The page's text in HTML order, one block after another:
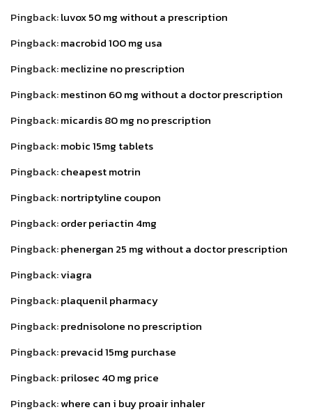
Pingback:luvox 50 mg without a prescription
Pingback:macrobid 100 mg usa
Pingback:meclizine no prescription
Pingback:mestinon 60 mg without a doctor prescription
Pingback:micardis 80 mg no prescription
Pingback:mobic 15mg tablets
Pingback:cheapest motrin
Pingback:nortriptyline coupon
Pingback:order periactin 4mg
Pingback:phenergan 25 mg without a doctor prescription
Pingback:viagra
Pingback:plaquenil pharmacy
Pingback:prednisolone no prescription
Pingback:prevacid 15mg purchase
Pingback:prilosec 40 mg price
Pingback:where can i buy proair inhaler